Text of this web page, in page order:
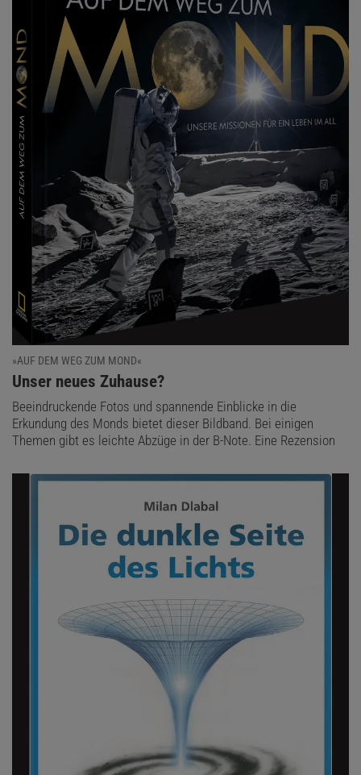
»AUF DEM WEG ZUM MOND«
:
Unser neues Zuhause?
Beeindruckende Fotos und spannende Einblicke in die
Erkundung des Monds bietet dieser Bildband. Bei einigen
Themen gibt es leichte Abzüge in der B-Note. Eine Rezension